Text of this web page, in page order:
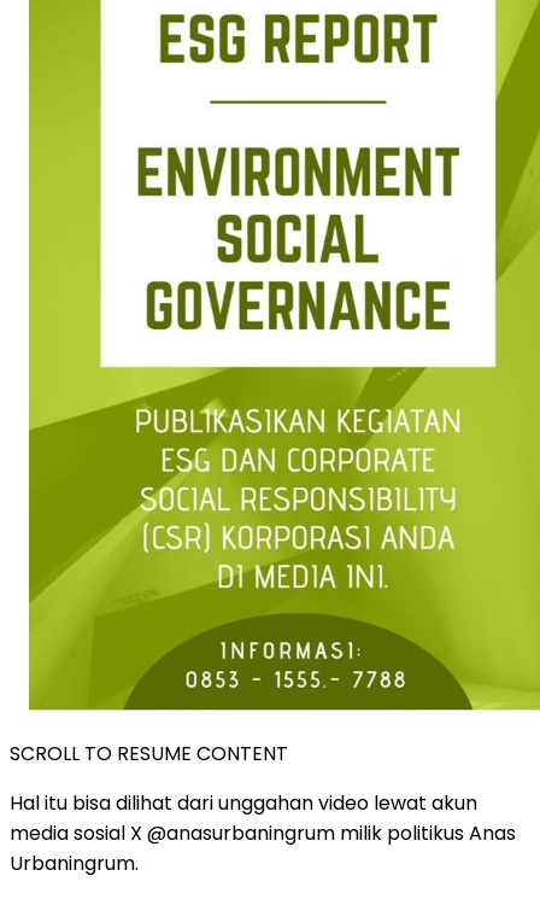
SCROLL TO RESUME CONTENT
Hal itu bisa dilihat dari unggahan video lewat akun
media sosial X @anasurbaningrum milik politikus Anas
Urbaningrum.